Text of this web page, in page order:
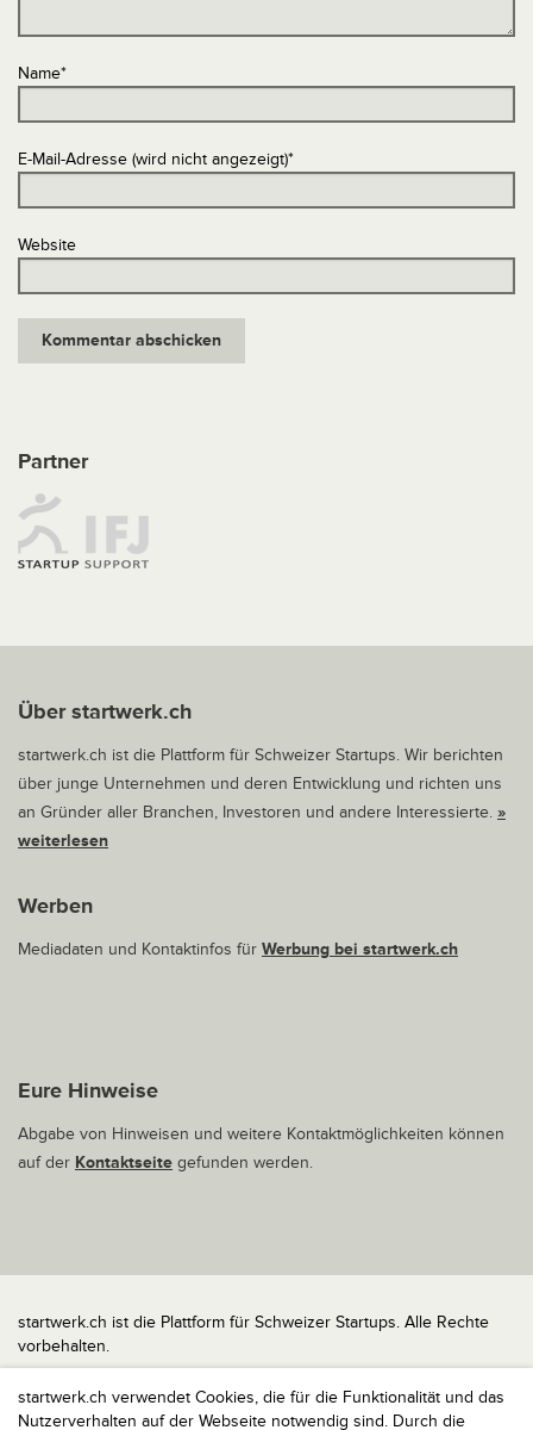
startwerk.ch verwendet Cookies, die für die Funktionalität und das
Nutzerverhalten auf der Webseite notwendig sind. Durch die
Name*
E-Mail-Adresse (wird nicht angezeigt)*
Website
Partner
Über startwerk.ch
startwerk.ch ist die Plattform für Schweizer Startups. Wir berichten
über junge Unternehmen und deren Entwicklung und richten uns
an Gründer aller Branchen, Investoren und andere Interessierte. »
weiterlesen
Werben
Mediadaten und Kontaktinfos für Werbung bei startwerk.ch
Eure Hinweise
Abgabe von Hinweisen und weitere Kontaktmöglichkeiten können
auf der Kontaktseite gefunden werden.
startwerk.ch ist die Plattform für Schweizer Startups. Alle Rechte
vorbehalten.
Impressum
Kontakt